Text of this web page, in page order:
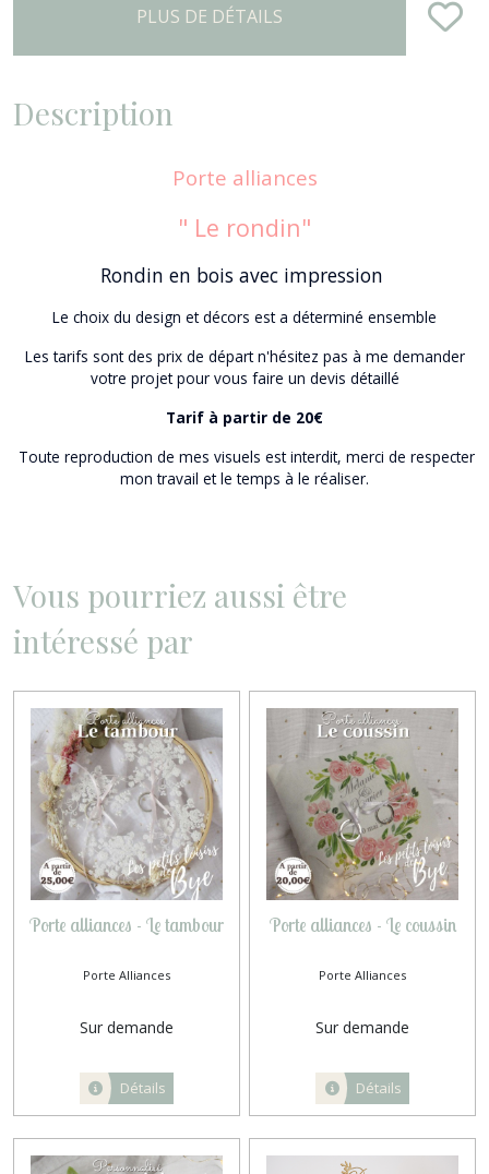
PLUS DE DÉTAILS
Description
Porte alliances
" Le rondin"
Rondin en bois avec impression
Le choix du design et décors est a déterminé ensemble
Les tarifs sont des prix de départ n'hésitez pas à me demander
votre projet pour vous faire un devis détaillé
Tarif à partir de 20€
Toute reproduction de mes visuels est interdit, merci de respecter
mon travail et le temps à le réaliser.
Vous pourriez aussi être
intéressé par
Porte alliances - Le tambour
Porte Alliances
Sur demande
Détails
Porte alliances - Le coussin
Porte Alliances
Sur demande
Détails